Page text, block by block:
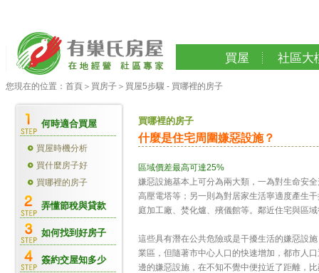
買屋 社區大
您現在的位置： 首頁 ＞ 買房子 ＞ 買屋5步驟 - 買哪裡的房子
何時適合買屋
買屋時機分析
買什麼房子好
買哪裡的房子
弄懂節稅與貸款
如何找到好房子
簽約交屋知多少
買哪裡的房子
什麼是住宅周圍嫌惡設施？
區域價差最高可達25%
嫌惡設施基本上可分為兩大類，一為對生命安
高壓電塔等；另一則為對居家生活寧適度產生
庭加工廠、焚化爐、殯儀館等。鄰近住宅與區
這些具有潛在公共危險或是干擾生活的嫌惡設
業區，但隨著市中心人口的快速增加，都市人
邊的嫌惡設施，在不知不覺中便拉近了距離，